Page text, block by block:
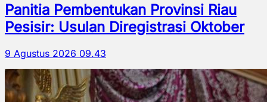
Panitia Pembentukan Provinsi Riau
Pesisir: Usulan Diregistrasi Oktober
9 Agustus 2026 09.43